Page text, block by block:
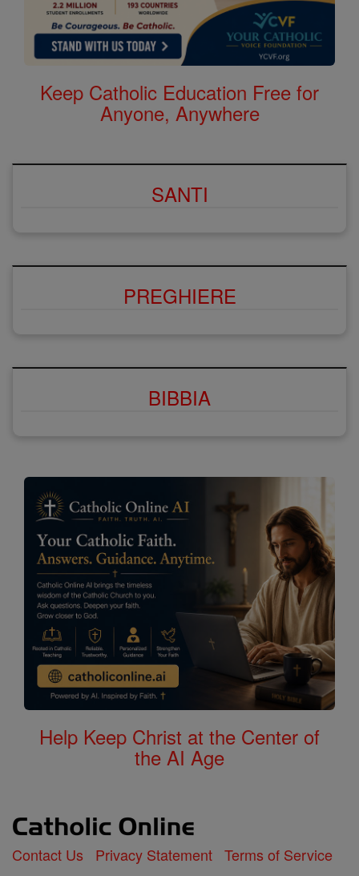
Keep Catholic Education Free for
Anyone, Anywhere
SANTI
PREGHIERE
BIBBIA
Help Keep Christ at the Center of
the AI Age
Contact Us Privacy Statement Terms of Service